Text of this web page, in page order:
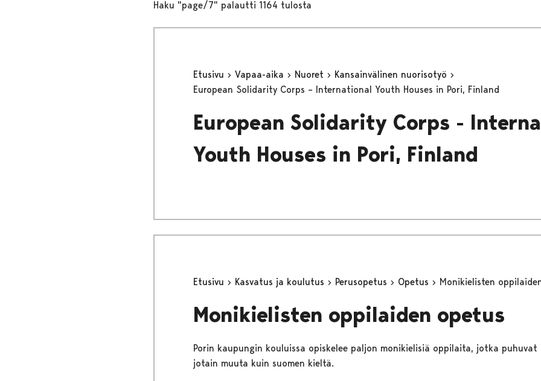
Haku "page/7" palautti 1164 tulosta
Etusivu Vapaa-aika Nuoret
Kansainvälinen nuorisotyö
European Solidarity Corps – International Youth Houses in Pori, Finland
European Solidarity Corps -
Youth Houses in Pori, Finland
Etusivu Kasvatus ja koulutus Perusopetus Opetus Monikielisten
Monikielisten oppilaiden opetus
Porin kaupungin kouluissa opiskelee paljon monikielisiä oppilaita, jotka puhuvat
jotain muuta kuin suomen kieltä.